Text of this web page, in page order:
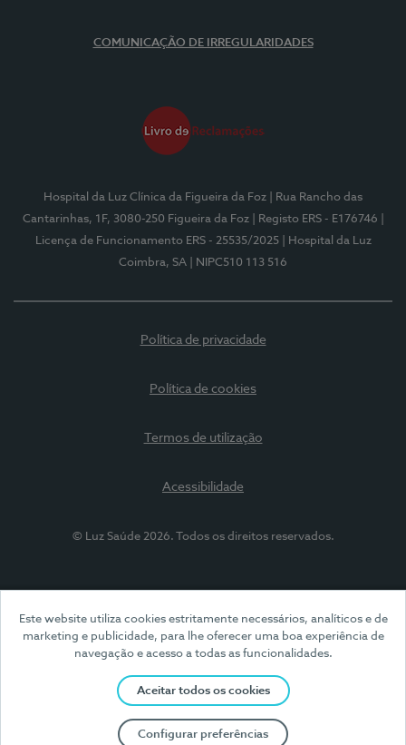
Este website utiliza cookies estritamente necessários, analíticos e de
marketing e publicidade, para lhe oferecer uma boa experiência de
navegação e acesso a todas as funcionalidades.
Aceitar todos os cookies
Configurar preferências
COMUNICAÇÃO DE IRREGULARIDADES
Hospital da Luz Clínica da Figueira da Foz
| Rua Rancho das
Cantarinhas, 1F, 3080-250 Figueira da Foz
| Registo ERS - E176746
Licença de Funcionamento ERS - 25535/2025
| Hospital da Luz
Coimbra, SA
| NIPC510 113 516
Política de privacidade
Política de cookies
Termos de utilização
Acessibilidade
© Luz Saúde 2026. Todos os direitos reservados.